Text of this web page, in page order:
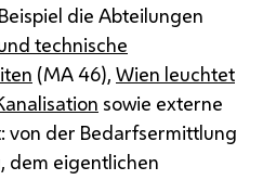
die Abteilungen
technische
(MA46), Wien leuchtet
sowie externe
von der Bedarfsermittlung
dem eigentlichen